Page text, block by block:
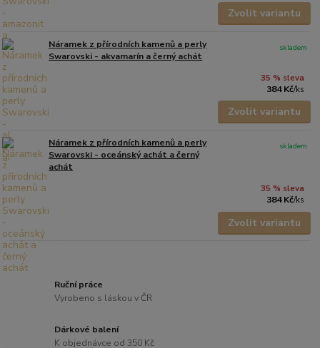
Zvolit variantu
Náramek z přírodních kamenů a perly
Swarovski - akvamarín a černý achát
35 % sleva
384 Kč/ks
skladem
Zvolit variantu
Náramek z přírodních kamenů a perly
Swarovski - oceánský achát a černý
achát
35 % sleva
384 Kč/ks
skladem
Zvolit variantu
Ruční práce
Vyrobeno s láskou v ČR
Dárkové balení
K objednávce od 350 Kč